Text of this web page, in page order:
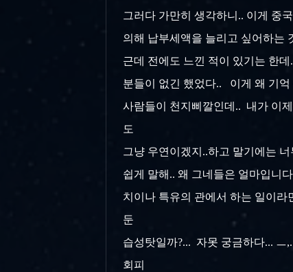
그러다 가만히 생각하니.. 이게 중
의해 납부세액을 늘리고 싶어하는
근데 전에도 느낀 적이 있기는 한
분들이 없긴 했었다.. 이게 왜 기
사람들이 천지삐깔인데.. 내가 이
도
그냥 우연이겠지..하고 말기에는
쉽게 말해.. 왜 그네들은 얼마입니
치이나 특유의 관에서 하는 일이
둔
습성탓일까?... 자못 궁금하다...
회피